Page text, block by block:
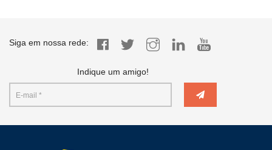
Siga em nossa rede:
Indique um amigo!